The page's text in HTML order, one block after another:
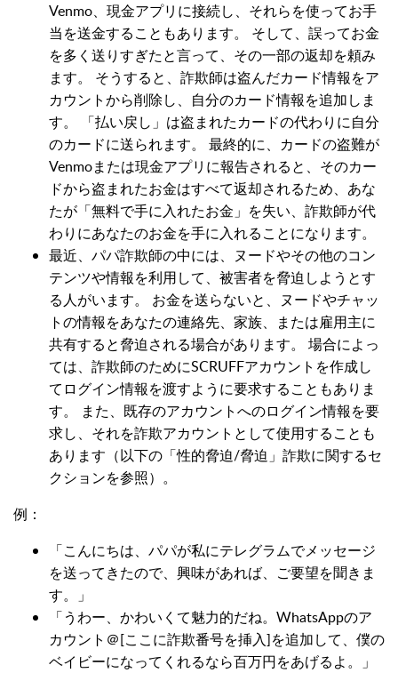
Venmo、現金アプリに接続し、それらを使ってお手
当を送金することもあります。 そして、誤ってお金
を多く送りすぎたと言って、その一部の返却を頼み
ます。 そうすると、詐欺師は盗んだカード情報をア
カウントから削除し、自分のカード情報を追加しま
す。 「払い戻し」は盗まれたカードの代わりに自分
のカードに送られます。 最終的に、カードの盗難が
Venmoまたは現金アプリに報告されると、そのカー
ドから盗まれたお金はすべて返却されるため、あな
たが「無料で手に入れたお金」を失い、詐欺師が代
わりにあなたのお金を手に入れることになります。
最近、パパ詐欺師の中には、ヌードやその他のコン
テンツや情報を利用して、被害者を脅迫しようとす
る人がいます。 お金を送らないと、ヌードやチャッ
トの情報をあなたの連絡先、家族、または雇用主に
共有すると脅迫される場合があります。 場合によっ
ては、詐欺師のためにSCRUFFアカウントを作成し
てログイン情報を渡すように要求することもありま
す。 また、既存のアカウントへのログイン情報を要
求し、それを詐欺アカウントとして使用することも
あります（以下の「性的脅迫/脅迫」詐欺に関するセ
クションを参照）。
例：
「こんにちは、パパが私にテレグラムでメッセージ
を送ってきたので、興味があれば、ご要望を聞きま
す。」
「うわー、かわいくて魅力的だね。WhatsAppのア
カウント＠[ここに詐欺番号を挿入]を追加して、僕の
ベイビーになってくれるなら百万円をあげるよ。」